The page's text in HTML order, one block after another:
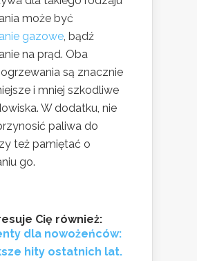
może być
gazowe , bądź
na prąd. Oba
są znacznie
i mniej szkodliwe
W dodatku, nie
paliwa do
też pamiętać o
go.
Cię również:
dla nowożeńców:
hity ostatnich lat.